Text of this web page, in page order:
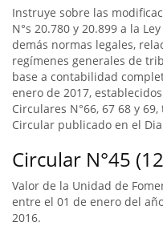
Instruye sobre las
N°s 20.780 y 20.899 a la
demás normas legales,
regímenes generales de
base a contabilidad
enero de 2017,
Circulares N°66, 67 68 y
Circular publicado en el
Circular N°45
Valor de la Unidad de
entre el 01 de enero del
2016.